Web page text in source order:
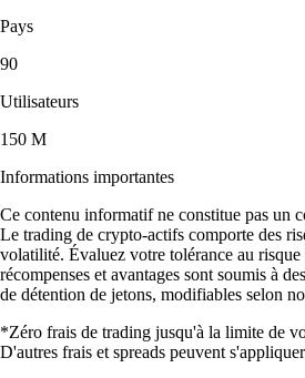
Pays
90
Utilisateurs
150 M
Informations importantes
Ce contenu informatif ne constitue pas un
Le trading de crypto-actifs comporte des
volatilité. Évaluez votre tolérance au
récompenses et avantages sont soumis à
de détention de jetons, modifiables selon
*Zéro frais de trading jusqu'à la limite de
D'autres frais et spreads peuvent